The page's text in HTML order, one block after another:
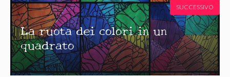
La ruota dei colori in un
quadrato
SUCCESSIVO